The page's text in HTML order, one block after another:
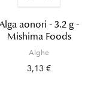
aonori - 3.2 g -
Mishima Foods
Alghe
3,13 €